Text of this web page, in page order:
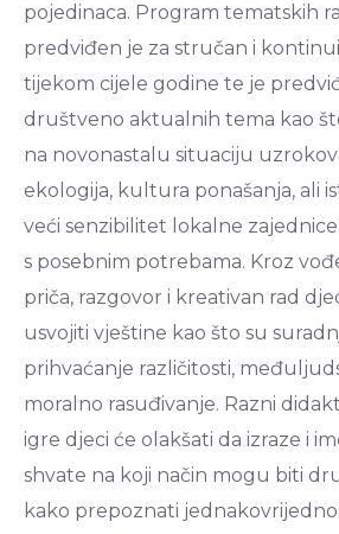
pojedinaca. Program tematskih
predviđen je za stručan i
tijekom cijele godine te je
društveno aktualnih tema kao
na novonastalu situaciju
ekologija, kultura ponašanja, ali
veći senzibilitet lokalne
s posebnim potrebama. Kroz
priča, razgovor i kreativan rad
usvojiti vještine kao što su
prihvaćanje različitosti,
moralno rasuđivanje. Razni
igre djeci će olakšati da izraze i
shvate na koji način mogu biti
kako prepoznati